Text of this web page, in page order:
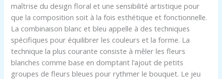
maîtrise du design floral et une sensibilité artistique pour
que la composition soit à la fois esthétique et fonctionnelle.
La combinaison blanc et bleu appelle à des techniques
spécifiques pour équilibrer les couleurs et la forme. La
technique la plus courante consiste à mêler les fleurs
blanches comme base en domptant l’ajout de petits
groupes de fleurs bleues pour rythmer le bouquet. Le jeu